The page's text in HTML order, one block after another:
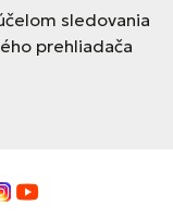
sledovania
prehliadača
YouTube